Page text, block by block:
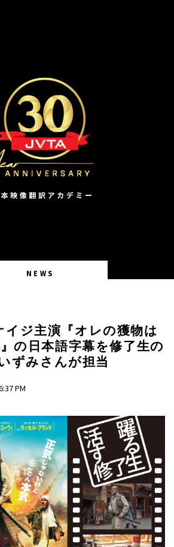
NEWS
イジ主演『オレの獲物は
の日本語字幕を修了生の
ずみさんが担当
PM